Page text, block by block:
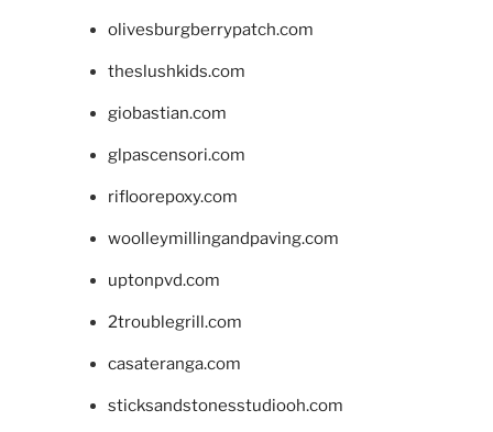
olivesburgberrypatch.com
theslushkids.com
giobastian.com
glpascensori.com
rifloorepoxy.com
woolleymillingandpaving.com
uptonpvd.com
2troublegrill.com
casateranga.com
sticksandstonesstudiooh.com